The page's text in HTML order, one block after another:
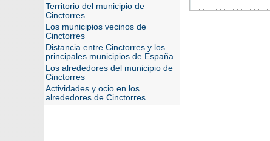
Territorio del municipio de
Cinctorres
Los municipios vecinos de
Cinctorres
Distancia entre Cinctorres y los
principales municipios de España
Los alrededores del municipio de
Cinctorres
Actividades y ocio en los
alrededores de Cinctorres